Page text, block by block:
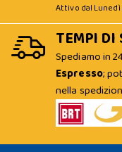
Attivo dal Lunedì
TEMPI DI
Spediamo in
Espresso;
nella